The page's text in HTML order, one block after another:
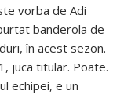
vorba de Adi
banderola de
în acest sezon.
juca titular. Poate.
echipei, e un